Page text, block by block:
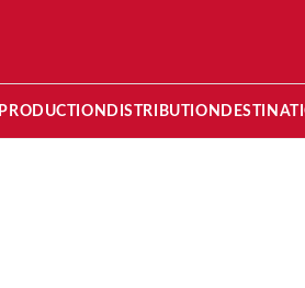
PRODUCTION DISTRIBUTION